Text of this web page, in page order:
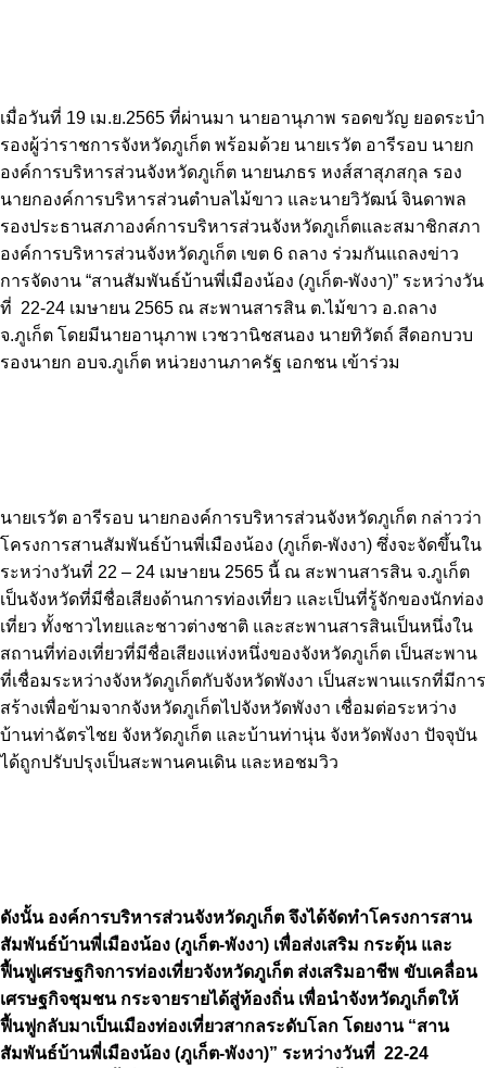
เมื่อวันที่ 19 เม.ย.2565 ที่ผ่านมา นายอานุภาพ รอดขวัญ ยอดระบำ
รองผู้ว่าราชการจังหวัดภูเก็ต พร้อมด้วย นายเรวัต อารีรอบ นายก
องค์การบริหารส่วนจังหวัดภูเก็ต นายนภธร หงส์สาสุภสกุล รอง
นายกองค์การบริหารส่วนตำบลไม้ขาว และนายวิวัฒน์ จินดาพล
รองประธานสภาองค์การบริหารส่วนจังหวัดภูเก็ตและสมาชิกสภา
องค์การบริหารส่วนจังหวัดภูเก็ต เขต 6 ถลาง ร่วมกันแถลงข่าว
การจัดงาน “สานสัมพันธ์บ้านพี่เมืองน้อง (ภูเก็ต-พังงา)” ระหว่างวัน
ที่ 22-24 เมษายน 2565 ณ สะพานสารสิน ต.ไม้ขาว อ.ถลาง
จ.ภูเก็ต โดยมีนายอานุภาพ เวชวานิชสนอง นายทิวัตถ์ สีดอกบวบ
รองนายก อบจ.ภูเก็ต หน่วยงานภาครัฐ เอกชน เข้าร่วม
นายเรวัต อารีรอบ นายกองค์การบริหารส่วนจังหวัดภูเก็ต กล่าวว่า
โครงการสานสัมพันธ์บ้านพี่เมืองน้อง (ภูเก็ต-พังงา) ซึ่งจะจัดขึ้นใน
ระหว่างวันที่ 22 – 24 เมษายน 2565 นี้ ณ สะพานสารสิน จ.ภูเก็ต
เป็นจังหวัดที่มีชื่อเสียงด้านการท่องเที่ยว และเป็นที่รู้จักของนักท่อง
เที่ยว ทั้งชาวไทยและชาวต่างชาติ และสะพานสารสินเป็นหนึ่งใน
สถานที่ท่องเที่ยวที่มีชื่อเสียงแห่งหนึ่งของจังหวัดภูเก็ต เป็นสะพาน
ที่เชื่อมระหว่างจังหวัดภูเก็ตกับจังหวัดพังงา เป็นสะพานแรกที่มีการ
สร้างเพื่อข้ามจากจังหวัดภูเก็ตไปจังหวัดพังงา เชื่อมต่อระหว่าง
บ้านท่าฉัตรไชย จังหวัดภูเก็ต และบ้านท่านุ่น จังหวัดพังงา ปัจจุบัน
ได้ถูกปรับปรุงเป็นสะพานคนเดิน และหอชมวิว
ดังนั้น องค์การบริหารส่วนจังหวัดภูเก็ต จึงได้จัดทำโครงการสาน
สัมพันธ์บ้านพี่เมืองน้อง (ภูเก็ต-พังงา) เพื่อส่งเสริม กระตุ้น และ
ฟื้นฟูเศรษฐกิจการท่องเที่ยวจังหวัดภูเก็ต ส่งเสริมอาชีพ ขับเคลื่อน
เศรษฐกิจชุมชน กระจายรายได้สู่ท้องถิ่น เพื่อนำจังหวัดภูเก็ตให้
ฟื้นฟูกลับมาเป็นเมืองท่องเที่ยวสากลระดับโลก โดยงาน “สาน
สัมพันธ์บ้านพี่เมืองน้อง (ภูเก็ต-พังงา)” ระหว่างวันที่ 22-24